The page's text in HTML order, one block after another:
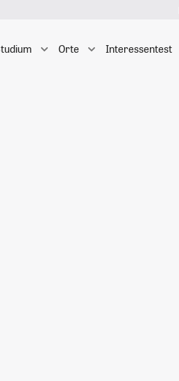
Orte Interessentest